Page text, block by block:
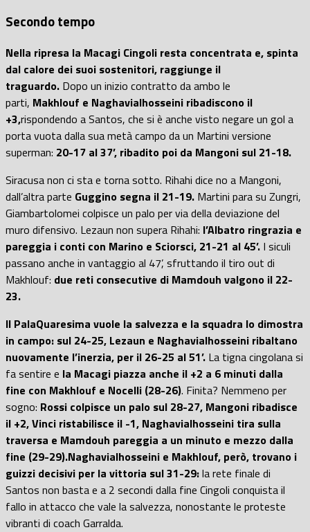
Secondo tempo
Nella ripresa la Macagi Cingoli resta concentrata e, spinta
dal calore dei suoi sostenitori, raggiunge il
traguardo. Dopo un inizio contratto da ambo le
parti, Makhlouf e Naghavialhosseini ribadiscono il
+3,rispondendo a Santos, che si è anche visto negare un gol a
porta vuota dalla sua metà campo da un Martini versione
superman: 20-17 al 37’, ribadito poi da Mangoni sul 21-18.
Siracusa non ci sta e torna sotto. Rihahi dice no a Mangoni,
dall’altra parte Guggino segna il 21-19. Martini para su Zungri,
Giambartolomei colpisce un palo per via della deviazione del
muro difensivo. Lezaun non supera Rihahi: l’Albatro ringrazia e
pareggia i conti con Marino e Sciorsci, 21-21 al 45’. I siculi
passano anche in vantaggio al 47’, sfruttando il tiro out di
Makhlouf: due reti consecutive di Mamdouh valgono il 22-
23.
Il PalaQuaresima vuole la salvezza e la squadra lo dimostra
in campo: sul 24-25, Lezaun e Naghavialhosseini ribaltano
nuovamente l’inerzia, per il 26-25 al 51’. La tigna cingolana si
fa sentire e la Macagi piazza anche il +2 a 6 minuti dalla
fine con Makhlouf e Nocelli (28-26). Finita? Nemmeno per
sogno: Rossi colpisce un palo sul 28-27, Mangoni ribadisce
il +2, Vinci ristabilisce il -1, Naghavialhosseini tira sulla
traversa e Mamdouh pareggia a un minuto e mezzo dalla
fine (29-29).Naghavialhosseini e Makhlouf, però, trovano i
guizzi decisivi per la vittoria sul 31-29:la rete finale di
Santos non basta e a 2 secondi dalla fine Cingoli conquista il
fallo in attacco che vale la salvezza, nonostante le proteste
vibranti di coach Garralda.